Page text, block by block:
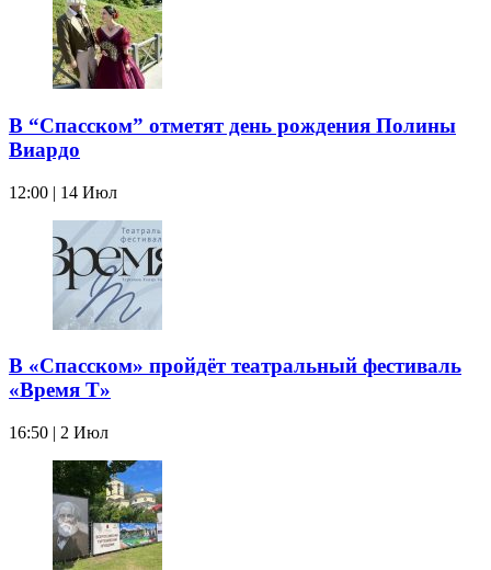
В “Спасском” отметят день рождения Полины
Виардо
12:00 | 14 Июл
В «Спасском» пройдёт театральный фестиваль
«Время Т»
16:50 | 2 Июл